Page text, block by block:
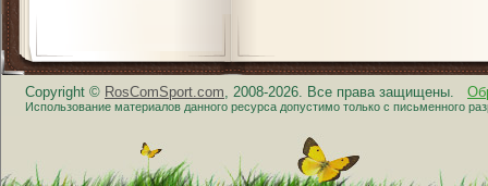
Copyright © RosComSport.com, 2008-2026. Все права защищены.
Использование материалов данного ресурса допустимо только с письменного